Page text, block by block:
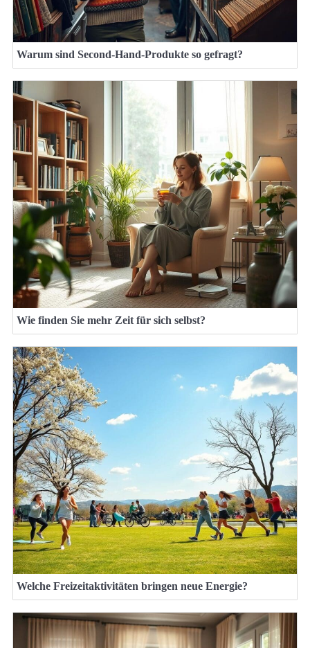
Warum sind Second-Hand-Produkte so gefragt?
Wie finden Sie mehr Zeit für sich selbst?
Welche Freizeitaktivitäten bringen neue Energie?